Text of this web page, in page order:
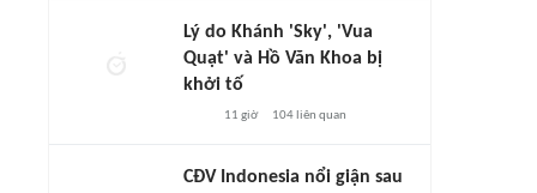
Lý do Khánh 'Sky', 'Vua
Quạt' và Hồ Văn Khoa bị
khởi tố
11 giờ 104liên quan
CĐV Indonesia nổi giận sau